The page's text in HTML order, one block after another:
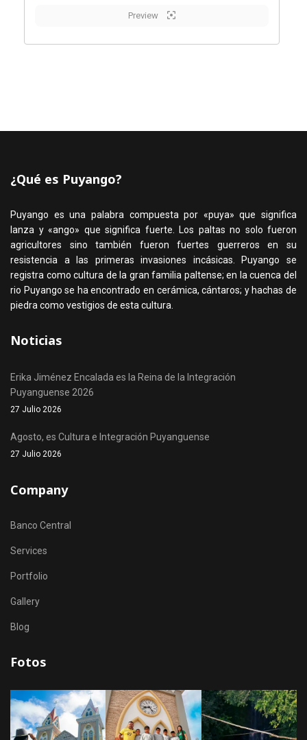
Preview
¿Qué es Puyango?
Puyango es una palabra compuesta por «puya» que significa
lanza y «ango» que significa fuerte. Los paltas no solo fueron
agricultores sino también fueron fuertes guerreros en su
resistencia a las primeras invasiones incásicas. Puyango se
registra como cultura de la gran familia paltense; en la cuenca del
rio Puyango se ha encontrado en cerámica, cántaros; y hachas de
piedra como vestigios de esta cultura.
Noticias
Erika Jiménez Encalada es la Reina de la Integración
Puyanguense 2026
27 Julio 2026
Agosto, es Cultura e Integración Puyanguense
27 Julio 2026
Company
Banco Central
Services
Portfolio
Gallery
Blog
Fotos